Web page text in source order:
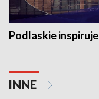
Podlaskie inspiruje
INNE